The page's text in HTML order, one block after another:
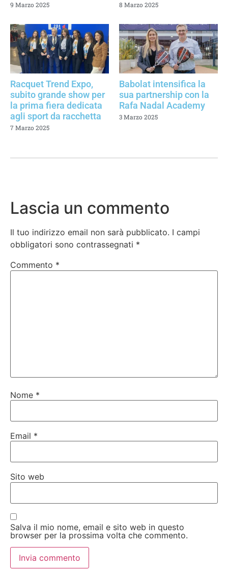
9 Marzo 2025 8 Marzo 2025
Racquet Trend Expo,
subito grande show per
la prima fiera dedicata
agli sport da racchetta
7 Marzo 2025
Babolat intensifica la
sua partnership con la
Rafa Nadal Academy
3 Marzo 2025
Lascia un commento
Il tuo indirizzo email non sarà pubblicato. I campi
obbligatori sono contrassegnati *
Commento *
Nome *
Email *
Sito web
Salva il mio nome, email e sito web in questo
browser per la prossima volta che commento.